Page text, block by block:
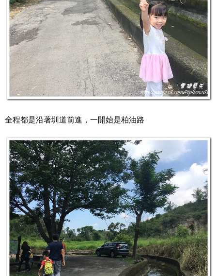
全程都是沿著圳道前進，一開始是柏油路